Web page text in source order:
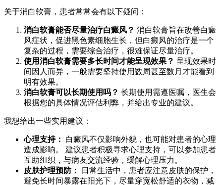
关于消白软膏，患者常常会有以下疑问：
消白软膏能否尽量治疗白癜风？ 消白软膏旨在改善白癜
风症状，促进黑色素细胞生长，但白癜风的治疗是一个
复杂的过程，需要综合治疗，很难保证尽量治疗。
使用消白软膏需要多长时间才能呈现效果？ 呈现效果时
间因人而异，一般需要坚持使用数周甚至数月才能看到
明有效果。
消白软膏可以长期使用吗？ 长期使用需遵医嘱，医生会
根据您的具体情况评估利弊，并给出专业的建议。
我想给出一些实用建议：
心理支持：
白癜风不仅影响外貌，也可能对患者的心理
造成影响。 建议患者积极寻求心理支持，可以参加患者
互助组织，与病友交流经验，缓解心理压力。
皮肤护理预防：
日常生活中，患者应注意皮肤的保护，
避免长时间暴露在阳光下，尽量穿宽松舒适的衣物，减